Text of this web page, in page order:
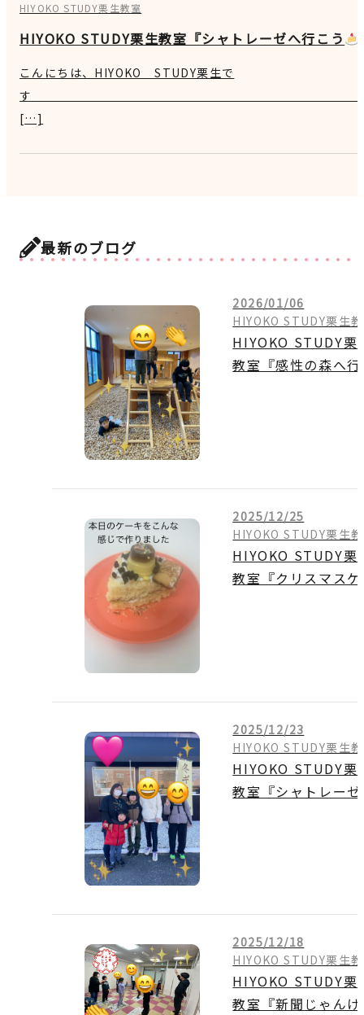
HIYOKO STUDY栗生教室
HIYOKO STUDY栗生教室『シャトレーゼへ行こう
こんにちは、HIYOKO STUDY栗生で
[…]
最新のブログ
2026/01/06
HIYOKO STUDY栗生
HIYOKO STUDY栗
教室『感性の森へ
2025/12/25
HIYOKO STUDY栗生
HIYOKO STUDY栗
教室『クリスマス
2025/12/23
HIYOKO STUDY栗生
HIYOKO STUDY栗
教室『シャトレー
2025/12/18
HIYOKO STUDY栗生
HIYOKO STUDY栗
教室『新聞じゃんけ